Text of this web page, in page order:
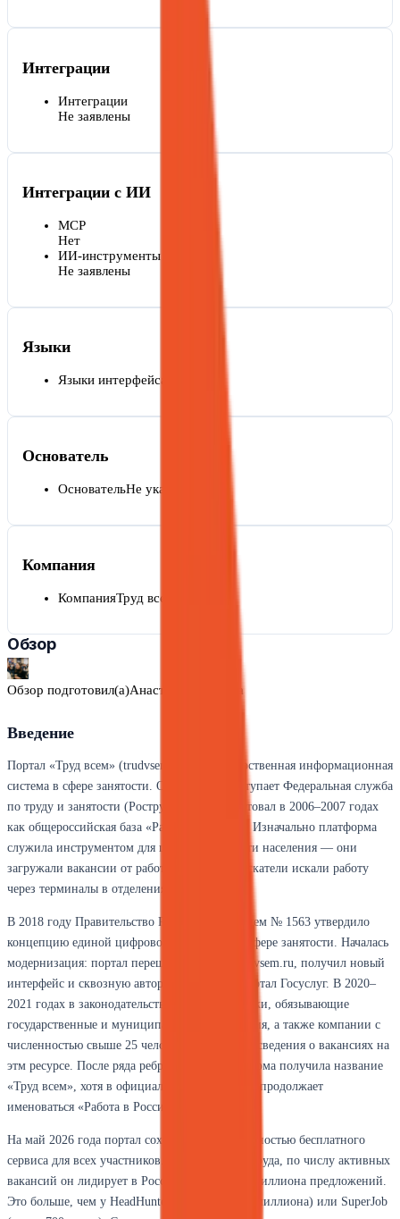
Интеграции
Интеграции
Не заявлены
Интеграции с ИИ
MCP
Нет
ИИ-инструменты
Не заявлены
Языки
Языки интерфейса
Основатель
ОсновательНе указан
Компания
КомпанияТруд всем
Обзор
Обзор подготовил(а)Анастасия Петрова
Введение
Портал «Труд всем» (trudvsem.ru) — государственная информационная
система в сфере занятости. Оператором выступает Федеральная служба
по труду и занятости (Роструд). Проект стартовал в 2006–2007 годах
как общероссийская база «Работа в России». Изначально платформа
служила инструментом для центров занятости населения — они
загружали вакансии от работодателей, а соискатели искали работу
через терминалы в отделениях.
В 2018 году Правительство РФ постановлением № 1563 утвердило
концепцию единой цифровой платформы в сфере занятости. Началась
модернизация: портал перешёл на домен trudvsem.ru, получил новый
интерфейс и сквозную авторизацию через портал Госуслуг. В 2020–
2021 годах в законодательство внесли поправки, обязывающие
государственные и муниципальные учреждения, а также компании с
численностью свыше 25 человек публиковать сведения о вакансиях на
этм ресурсе. После ряда ребрендингов платформа получила название
«Труд всем», хотя в официальных документах продолжает
именоваться «Работа в России».
На май 2026 года портал сохраняет статус полностью бесплатного
сервиса для всех участников. По данным Роструда, по числу активных
вакансий он лидирует в России — около 2,3 миллиона предложений.
Это больше, чем у HeadHunter (примерно 1,5 миллиона) или SuperJob